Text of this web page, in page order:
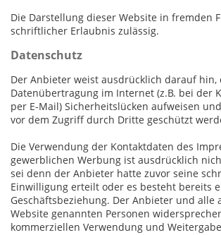
Die Darstellung dieser Website in fremden
schriftlicher Erlaubnis zulässig.
Datenschutz
Der Anbieter weist ausdrücklich darauf hin,
Datenübertragung im Internet (z.B. bei der
per E-Mail) Sicherheitslücken aufweisen
vor dem Zugriff durch Dritte geschützt
Die Verwendung der Kontaktdaten des
gewerblichen Werbung ist ausdrücklich
sei denn der Anbieter hatte zuvor seine
Einwilligung erteilt oder es besteht bereits
Geschäftsbeziehung. Der Anbieter und alle
Website genannten Personen
kommerziellen Verwendung und